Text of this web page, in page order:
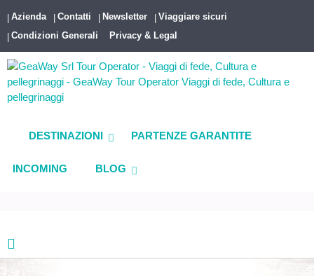
Azienda Contatti Newsletter
Viaggiare sicuri
Condizioni Generali
Privacy & Legal
DESTINAZIONI PARTENZE GARANTITE
INCOMING BLOG